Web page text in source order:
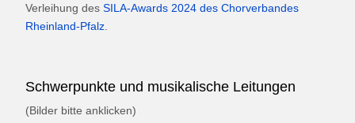
Verleihung des SILA-Awards 2024 des Chorverbandes
Rheinland-Pfalz
Schwerpunkte und musikalische Leitungen
(Bilder bitte anklicken)